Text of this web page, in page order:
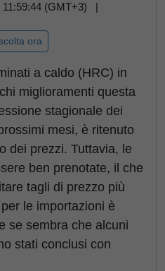
11:59:44 (GMT+3) |
ora
a caldo (HRC) in
miglioramenti questa
stagionale dei
mesi, è ritenuto
dei prezzi. Tuttavia, le
ben prenotate, il che
tagli di prezzo più
le importazioni è
se sembra che alcuni
stati conclusi con